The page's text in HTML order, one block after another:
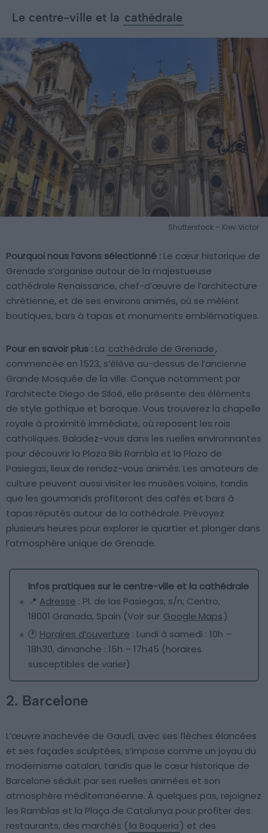
Le centre-ville et la cathédrale
Shutterstock – Kiev.Victor
Pourquoi nous l’avons sélectionné : Le cœur historique de
Grenade s’organise autour de la majestueuse
cathédrale Renaissance, chef-d’œuvre de l’architecture
chrétienne, et de ses environs animés, où se mêlent
boutiques, bars à tapas et monuments emblématiques.
Pour en savoir plus : La cathédrale de Grenade,
commencée en 1523, s’élève au-dessus de l’ancienne
Grande Mosquée de la ville. Conçue notamment par
l’architecte Diego de Siloé, elle présente des éléments
de style gothique et baroque. Vous trouverez la chapelle
royale à proximité immédiate, où reposent les rois
catholiques. Baladez-vous dans les ruelles environnantes
pour découvrir la Plaza Bib Rambla et la Plaza de
Pasiegas, lieux de rendez-vous animés. Les amateurs de
culture peuvent aussi visiter les musées voisins, tandis
que les gourmands profiteront des cafés et bars à
tapas réputés autour de la cathédrale. Prévoyez
plusieurs heures pour explorer le quartier et plonger dans
l’atmosphère unique de Grenade.
Infos pratiques sur le centre-ville et la cathédrale
📍 Adresse : Pl. de las Pasiegas, s/n, Centro,
18001 Granada, Spain (Voir sur Google Maps)
🕐 Horaires d’ouverture : Lundi à samedi : 10h –
18h30, dimanche : 15h – 17h45 (horaires
susceptibles de varier)
2. Barcelone
L’œuvre inachevée de Gaudí, avec ses flèches élancées
et ses façades sculptées, s’impose comme un joyau du
modernisme catalan, tandis que le cœur historique de
Barcelone séduit par ses ruelles animées et son
atmosphère méditerranéenne. À quelques pas, rejoignez
les Ramblas et la Plaça de Catalunya pour profiter des
restaurants, des marchés (la Boqueria) et des